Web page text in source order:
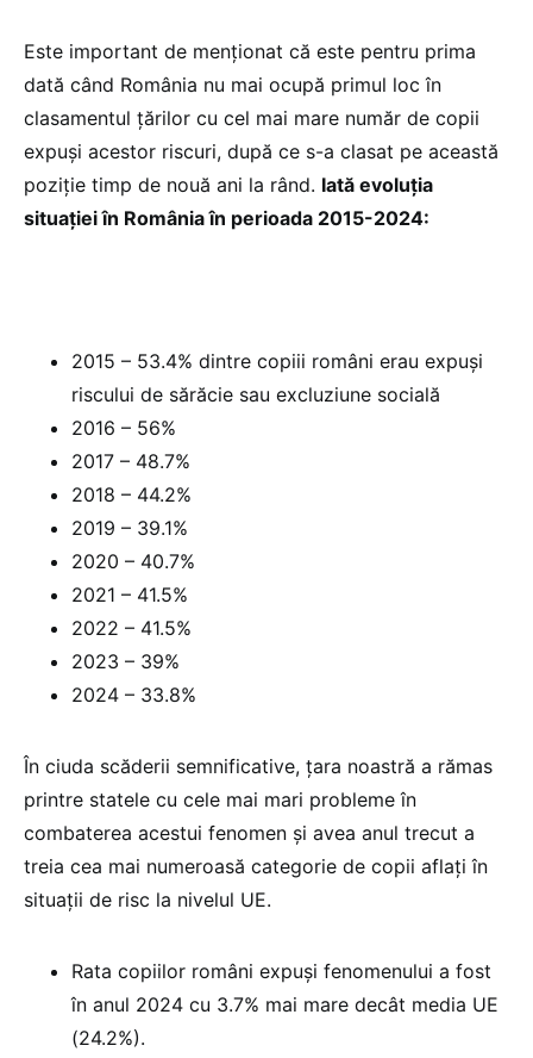
Este important de menționat că este pentru prima
dată când România nu mai ocupă primul loc în
clasamentul țărilor cu cel mai mare număr de copii
expuși acestor riscuri, după ce s-a clasat pe această
poziție timp de nouă ani la rând. Iată evoluția
situației în România în perioada 2015-2024:
2015 – 53.4% dintre copiii români erau expuși
riscului de sărăcie sau excluziune socială
2016 – 56%
2017 – 48.7%
2018 – 44.2%
2019 – 39.1%
2020 – 40.7%
2021 – 41.5%
2022 – 41.5%
2023 – 39%
2024 – 33.8%
În ciuda scăderii semnificative, țara noastră a rămas
printre statele cu cele mai mari probleme în
combaterea acestui fenomen și avea anul trecut a
treia cea mai numeroasă categorie de copii aflați în
situații de risc la nivelul UE.
Rata copiilor români expuși fenomenului a fost
în anul 2024 cu 3.7% mai mare decât media UE
(24.2%).